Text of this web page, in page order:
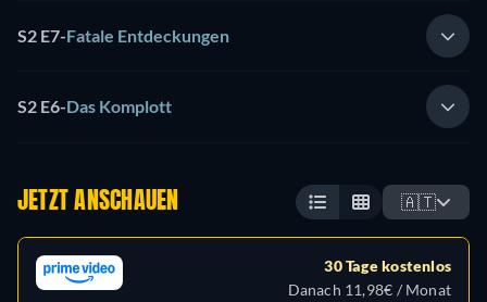
S2 E7-Fatale Entdeckungen
S2 E6-Das Komplott
JETZT ANSCHAUEN 🇦🇹
30 Tage kostenlos
Danach 11,98€ / Monat